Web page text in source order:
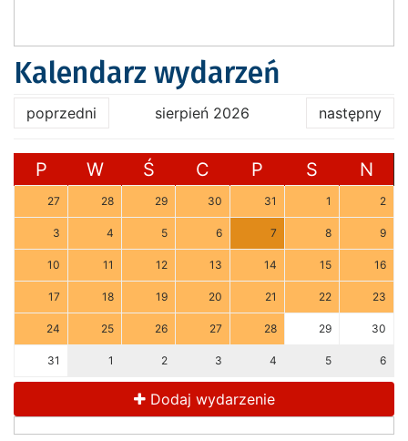
Kalendarz wydarzeń
poprzedni sierpień 2026 następny
P W Ś C P S N
27 28 29 30 31 1 2
3 4 5 6 7 8 9
10 11 12 13 14 15 16
17 18 19 20 21 22 23
24 25 26 27 28 29 30
31 1 2 3 4 5 6
Dodaj wydarzenie